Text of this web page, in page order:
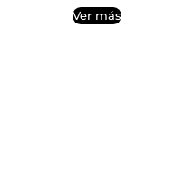
Ver más